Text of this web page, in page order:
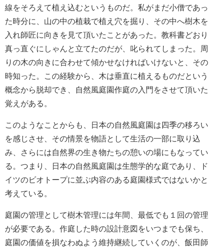
線をそろえて植え込むというものだ。私がまだ小僧であっ
た時分に、山の中の植栽で植え穴を掘り、その中へ樹木を
入れ師匠に向きを見て頂いたことがあった。教科書どおり
真っ直ぐにしゃんと立てたのだが、叱られてしまった。周
りの木の向きに合わせて傾かせなければいけないと、その
時知った。この経験から、木は垂直に植えるものだという
概念から脱却でき、自然風庭園作庭の入門をさせて頂いた
覚えがある。
このようなことからも、日本の自然風庭園は四季の移ろい
を感じさせ、その情景を物語として生活の一部に取り込
み、さらには自然界の生き物たちの憩いの場にもなってい
る。つまり、日本の自然風庭園は生態学的な庭であり、ド
イツのビオトープに並ぶ内容のある庭園様式ではないかと
考えている。
庭園の管理として樹木管理には年間、最低でも１回の管理
が必要である。作庭した時の設計意図をいつまでも保ち、
庭園の価値を損なわぬよう維持継続していくのが、飯田師